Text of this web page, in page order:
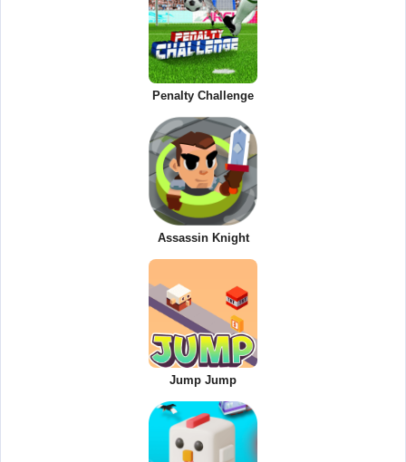
Penalty Challenge
Assassin Knight
Jump Jump